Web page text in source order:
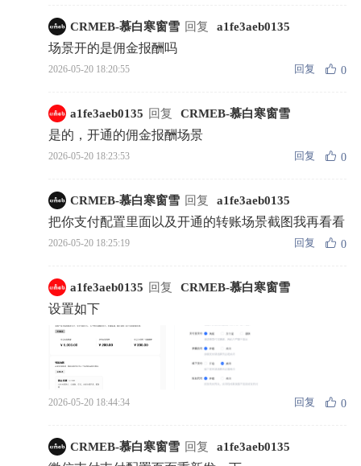
CRMEB-慕白寒窗雪 回复 a1fe3aeb0135
场景开的是佣金报酬吗
2026-05-20 18:20:55 回复 0
a1fe3aeb0135 回复 CRMEB-慕白寒窗雪
是的，开通的佣金报酬场景
2026-05-20 18:23:53 回复 0
CRMEB-慕白寒窗雪 回复 a1fe3aeb0135
把你支付配置里面以及开通的转账场景截图我再看看
2026-05-20 18:25:19 回复 0
a1fe3aeb0135 回复 CRMEB-慕白寒窗雪
设置如下
2026-05-20 18:44:34 回复 0
CRMEB-慕白寒窗雪 回复 a1fe3aeb0135